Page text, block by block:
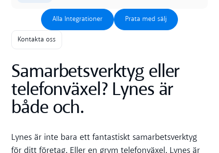
data mellan lynes och Lime CRM.
Alla Integrationer
Alla Integrationer
Prata med sälj
Prata med sälj
Kontakta oss
Samarbetsverktyg eller
telefonväxel? Lynes är
både och.
Lynes är inte bara ett fantastiskt samarbetsverktyg
för ditt företag. Eller en grym telefonväxel. Lynes är